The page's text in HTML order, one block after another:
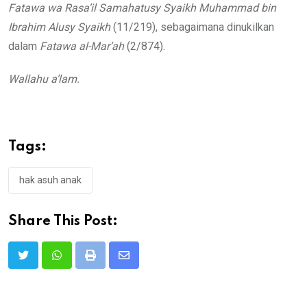
Fatawa wa Rasa’il Samahatusy Syaikh Muhammad bin
Ibrahim Alusy Syaikh(11/219), sebagaimana dinukilkan
dalam Fatawa al-Mar’ah(2/874).
Wallahu a’lam.
Tags:
hak asuh anak
Share This Post:
Print
Share